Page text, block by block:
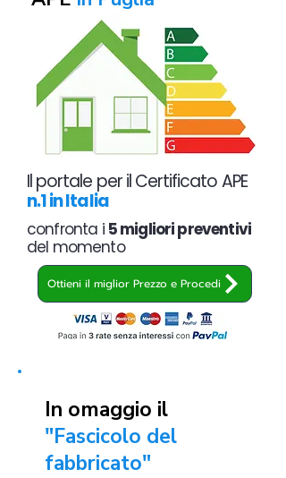
Il portale per il Certificato APE
n.1 in Italia
confronta i 5 migliori preventivi
del momento
Ottieni il miglior Prezzo e Procedi
In omaggio il
"Fascicolo del
fabbricato"